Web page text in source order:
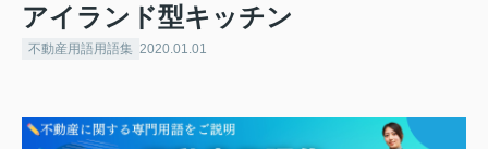
アイランド型キッチン
不動産用語用語集 2020.01.01